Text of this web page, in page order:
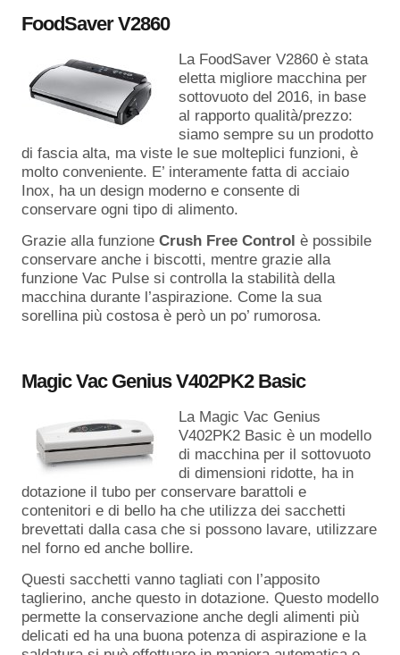
FoodSaver V2860
La FoodSaver V2860 è stata
eletta migliore macchina per
sottovuoto del 2016, in base
al rapporto qualità/prezzo:
siamo sempre su un prodotto
di fascia alta, ma viste le sue molteplici funzioni, è
molto conveniente. E’ interamente fatta di acciaio
Inox, ha un design moderno e consente di
conservare ogni tipo di alimento.
Grazie alla funzione Crush Free Control è possibile
conservare anche i biscotti, mentre grazie alla
funzione Vac Pulse si controlla la stabilità della
macchina durante l’aspirazione. Come la sua
sorellina più costosa è però un po’ rumorosa.
Magic Vac Genius V402PK2 Basic
La Magic Vac Genius
V402PK2 Basic è un modello
di macchina per il sottovuoto
di dimensioni ridotte, ha in
dotazione il tubo per conservare barattoli e
contenitori e di bello ha che utilizza dei sacchetti
brevettati dalla casa che si possono lavare, utilizzare
nel forno ed anche bollire.
Questi sacchetti vanno tagliati con l’apposito
taglierino, anche questo in dotazione. Questo modello
permette la conservazione anche degli alimenti più
delicati ed ha una buona potenza di aspirazione e la